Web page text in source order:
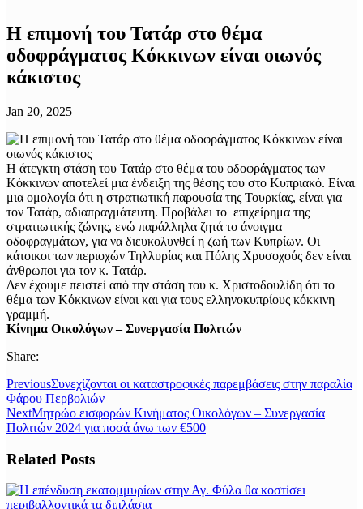
Η επιμονή του Τατάρ στο θέμα
οδοφράγματος Κόκκινων είναι οιωνός
κάκιστος
Jan 20, 2025
Η άτεγκτη στάση του Τατάρ στο θέμα του οδοφράγματος των
Κόκκινων αποτελεί μια ένδειξη της θέσης του στο Κυπριακό. Είναι
μια ομολογία ότι η στρατιωτική παρουσία της Τουρκίας, είναι για
τον Τατάρ, αδιαπραγμάτευτη. Προβάλει το επιχείρημα της
στρατιωτικής ζώνης, ενώ παράλληλα ζητά το άνοιγμα
οδοφραγμάτων, για να διευκολυνθεί η ζωή των Κυπρίων. Οι
κάτοικοι των περιοχών Τηλλυρίας και Πόλης Χρυσοχούς δεν είναι
άνθρωποι για τον κ. Τατάρ.
Δεν έχουμε πειστεί από την στάση του κ. Χριστοδουλίδη ότι το
θέμα των Κόκκινων είναι και για τους ελληνοκυπρίους κόκκινη
γραμμή.
Κίνημα Οικολόγων – Συνεργασία Πολιτών
Share:
PreviousΣυνεχίζονται οι καταστροφικές παρεμβάσεις στην παραλία
Φάρου Περβολιών
NextΜητρώο εισφορών Κινήματος Οικολόγων – Συνεργασία
Πολιτών 2024 για ποσά άνω των €500
Related Posts